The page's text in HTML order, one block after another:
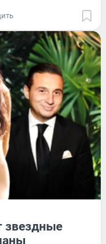
звездные